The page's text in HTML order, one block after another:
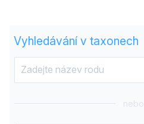
Vyhledávání v taxonech
nebo